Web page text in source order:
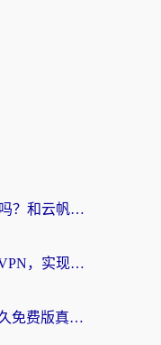
海外党必看：穿梭VPN好用吗？和云帆VPN对比哪个回国效果更好？附真实测评+避坑指南
海外党必看：如何选对国内VPN，实现无缝访问国内资源？
海外党必看：加速器下载永久免费版真的存在吗？教你无缝访问国内资源的正确姿势